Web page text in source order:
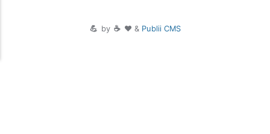
💪 by☕ ❤️ & Publii CMS